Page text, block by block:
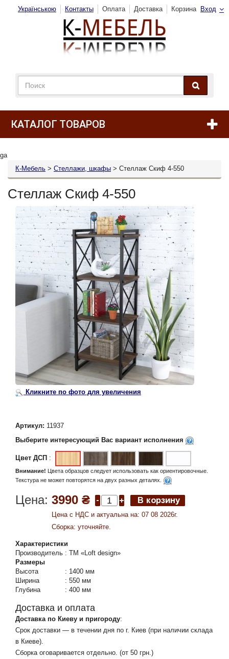
Вход
Українською Контакты Оплата Доставка Корзина
КАТАЛОГ ТОВАРОВ
ga
К-Мебель > Стеллажи, шкафы > Стеллаж Скиф 4-550
Стеллаж Скиф 4-550
Кликните по фото для увеличения
Артикул: 11937
Выберите интересующий Вас вариант исполнения
Цвет ДСП :
Внимание! Цвета образцов следует использовать как ориентировочные.
Текстура не может повторятся на двух разных деталях.
Цена: 3990 ₴
Цена c НДС и актуальна на: 07 08 2026г.
Сборка: уточняйте.
Характеристики
Производитель : ТМ «Loft design»
Размеры
Высота
: 1400 мм
Ширина
: 550 мм
Глубина
: 400 мм
Доставка и оплата
Доставка по Киеву и пригороду:
Срок доставки — в течении дня по г. Киев (при наличии склада
в Киеве).
Сборка оговаривается отдельно. (от 50 грн.)